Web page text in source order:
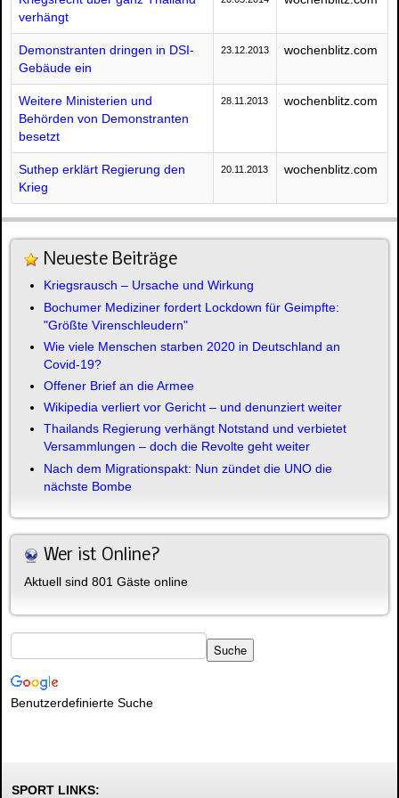
verhängt
Demonstranten dringen in DSI-
Gebäude ein
23.12.2013 wochenblitz.com
Weitere Ministerien und
Behörden von Demonstranten
besetzt
28.11.2013 wochenblitz.com
Suthep erklärt Regierung den
Krieg
20.11.2013 wochenblitz.com
Neueste Beiträge
Kriegsrausch – Ursache und Wirkung
Bochumer Mediziner fordert Lockdown für Geimpfte:
"Größte Virenschleudern"
Wie viele Menschen starben 2020 in Deutschland an
Covid-19?
Offener Brief an die Armee
Wikipedia verliert vor Gericht – und denunziert weiter
Thailands Regierung verhängt Notstand und verbietet
Versammlungen – doch die Revolte geht weiter
Nach dem Migrationspakt: Nun zündet die UNO die
nächste Bombe
Wer ist Online?
Aktuell sind 801 Gäste online
Benutzerdefinierte Suche
SPORT LINKS: